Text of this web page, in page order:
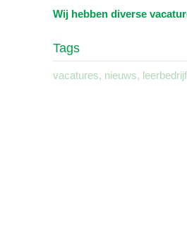
Wij hebben diverse
Tags
vacatures, nieuws, leerbedrijf